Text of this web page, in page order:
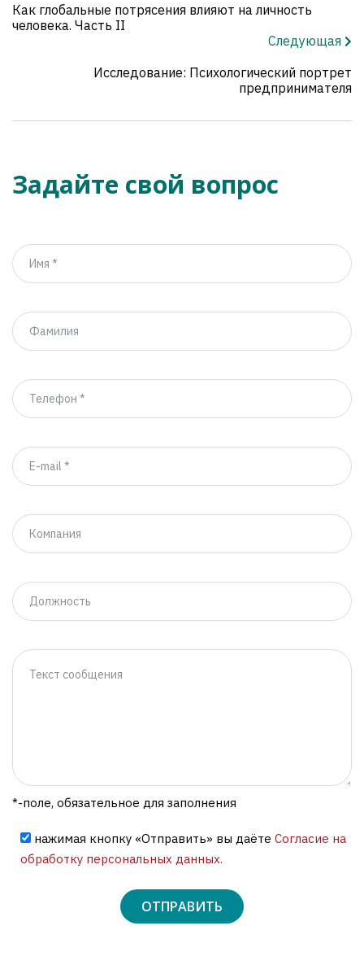
Как глобальные потрясения влияют на личность
человека. Часть II
Следующая
Исследование: Психологический портрет
предпринимателя
Задайте свой вопрос
*-поле, обязательное для заполнения
нажимая кнопку «Отправить» вы даёте Согласие на
обработку персональных данных.